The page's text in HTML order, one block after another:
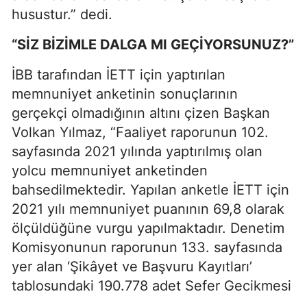
husustur.” dedi.
“SİZ BİZİMLE DALGA MI GEÇİYORSUNUZ?”
İBB tarafından İETT için yaptırılan
memnuniyet anketinin sonuçlarının
gerçekçi olmadığının altını çizen Başkan
Volkan Yılmaz, “Faaliyet raporunun 102.
sayfasında 2021 yılında yaptırılmış olan
yolcu memnuniyet anketinden
bahsedilmektedir. Yapılan anketle İETT için
2021 yılı memnuniyet puanının 69,8 olarak
ölçüldüğüne vurgu yapılmaktadır. Denetim
Komisyonunun raporunun 133. sayfasında
yer alan ‘Şikâyet ve Başvuru Kayıtları’
tablosundaki 190.778 adet Sefer Gecikmesi